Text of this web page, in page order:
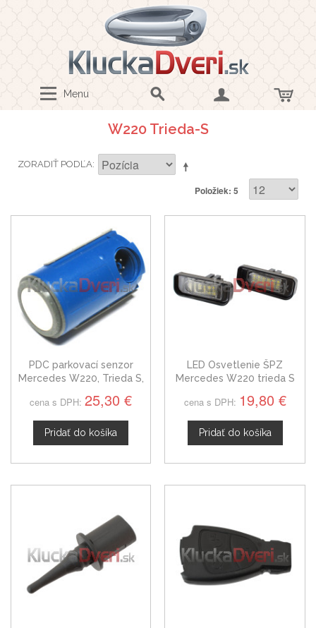
Menu
W220 Trieda-S
ZORADIŤ PODĽA
Položiek: 5
PDC parkovací senzor
Mercedes W220, Trieda S,
cena s DPH: 25,30 €
Pridať do košíka
LED Osvetlenie ŠPZ
Mercedes W220 trieda S
cena s DPH: 19,80 €
Pridať do košíka